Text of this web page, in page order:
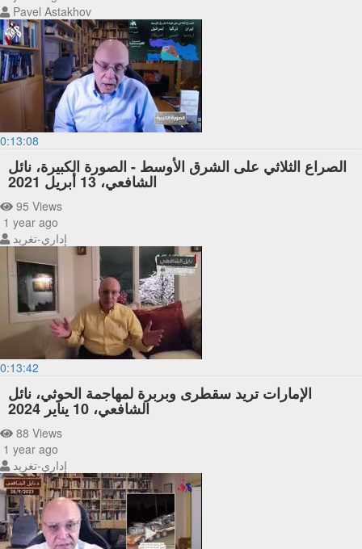
Pavel Astakhov
0:13:08
الصراع الثلاثي على الشرق الأوسط - الصورة الكبيرة، نائل
الشافعي، 13 أبريل 2021
95 Views
1 year ago
إداري-تغريد
0:13:42
الإمارات تريد سقطرى وبربرة لمهاجمة الحوثي، نائل
الشافعي، 10 يناير 2024
88 Views
1 year ago
إداري-تغريد